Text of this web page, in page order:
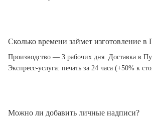
Сколько времени займет изготовление в
Производство — 3 рабочих дня. Доставка в
Экспресс-услуга: печать за 24 часа (+50% к
Можно ли добавить личные надписи?